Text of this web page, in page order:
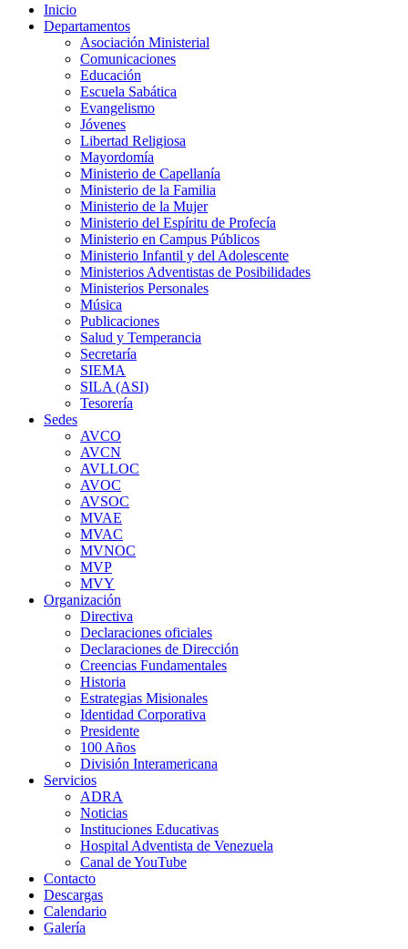
Inicio
Departamentos
Asociación Ministerial
Comunicaciones
Educación
Escuela Sabática
Evangelismo
Jóvenes
Libertad Religiosa
Mayordomía
Ministerio de Capellanía
Ministerio de la Familia
Ministerio de la Mujer
Ministerio del Espíritu de Profecía
Ministerio en Campus Públicos
Ministerio Infantil y del Adolescente
Ministerios Adventistas de Posibilidades
Ministerios Personales
Música
Publicaciones
Salud y Temperancia
Secretaría
SIEMA
SILA (ASI)
Tesorería
Sedes
AVCO
AVCN
AVLLOC
AVOC
AVSOC
MVAE
MVAC
MVNOC
MVP
MVY
Organización
Directiva
Declaraciones oficiales
Declaraciones de Dirección
Creencias Fundamentales
Historia
Estrategias Misionales
Identidad Corporativa
Presidente
100 Años
División Interamericana
Servicios
ADRA
Noticias
Instituciones Educativas
Hospital Adventista de Venezuela
Canal de YouTube
Contacto
Descargas
Calendario
Galería